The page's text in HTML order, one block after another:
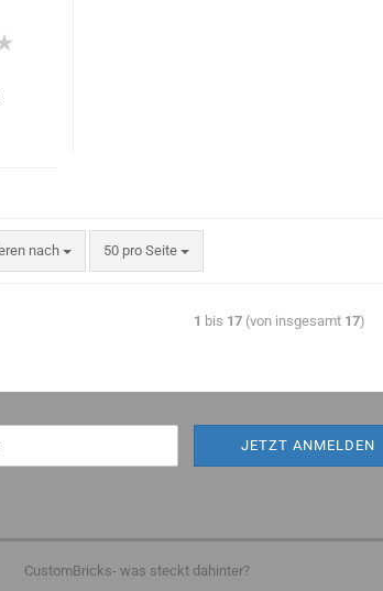
nach 50 pro Seite
1 bis 17 (von insgesamt 17)
CustomBricks- was steckt dahinter?